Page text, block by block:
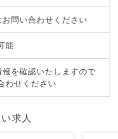
問い合わせください
能
を確認いたしますので
わせください
求人